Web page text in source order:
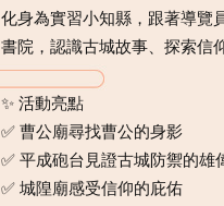
化身為實習小知縣，跟著導覽
書院，認識古城故事、探索信
✨ 活動亮點
✅ 曹公廟尋找曹公的身影
✅ 平成砲台見證古城防禦的雄
✅ 城隍廟感受信仰的庇佑